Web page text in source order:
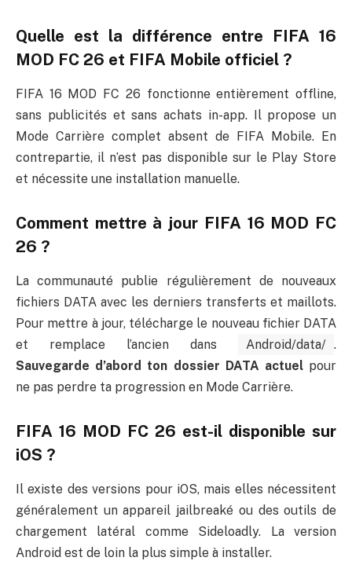
Quelle est la différence entre FIFA 16
MOD FC 26 et FIFA Mobile officiel ?
FIFA 16 MOD FC 26 fonctionne entièrement offline,
sans publicités et sans achats in-app. Il propose un
Mode Carrière complet absent de FIFA Mobile. En
contrepartie, il n’est pas disponible sur le Play Store
et nécessite une installation manuelle.
Comment mettre à jour FIFA 16 MOD FC
26 ?
La communauté publie régulièrement de nouveaux
fichiers DATA avec les derniers transferts et maillots.
Pour mettre à jour, télécharge le nouveau fichier DATA
et remplace l’ancien dans
Android/data/ .
Sauvegarde d’abord ton dossier DATA actuelpour
ne pas perdre ta progression en Mode Carrière.
FIFA 16 MOD FC 26 est-il disponible sur
iOS ?
Il existe des versions pour iOS, mais elles nécessitent
généralement un appareil jailbreaké ou des outils de
chargement latéral comme Sideloadly. La version
Android est de loin la plus simple à installer.